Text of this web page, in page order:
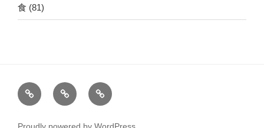
食 (81)
ホ
ー
運
営
こ
の
Proudly powered by WordPress